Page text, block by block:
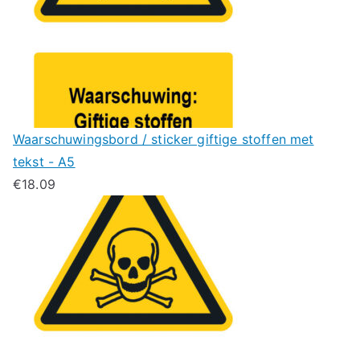
Waarschuwingsbord / sticker giftige stoffen met
tekst - A5
€18.09